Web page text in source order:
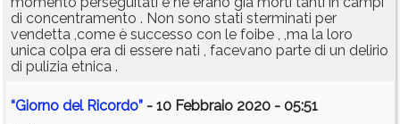
di concentramento . Non sono stati sterminati per
vendetta ,come è successo con le foibe , ,ma la loro
unica colpa era di essere nati , facevano parte di un delirio
di pulizia etnica .
“Giorno del Ricordo” - 10 Febbraio 2020 - 05:51